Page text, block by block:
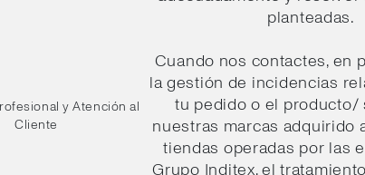
y Atención al
Cliente
planteadas.
Cuando nos contactes, en
la gestión de incidencias
tu pedido o el producto/
nuestras marcas adquirido
tiendas operadas por las
Grupo Inditex, el